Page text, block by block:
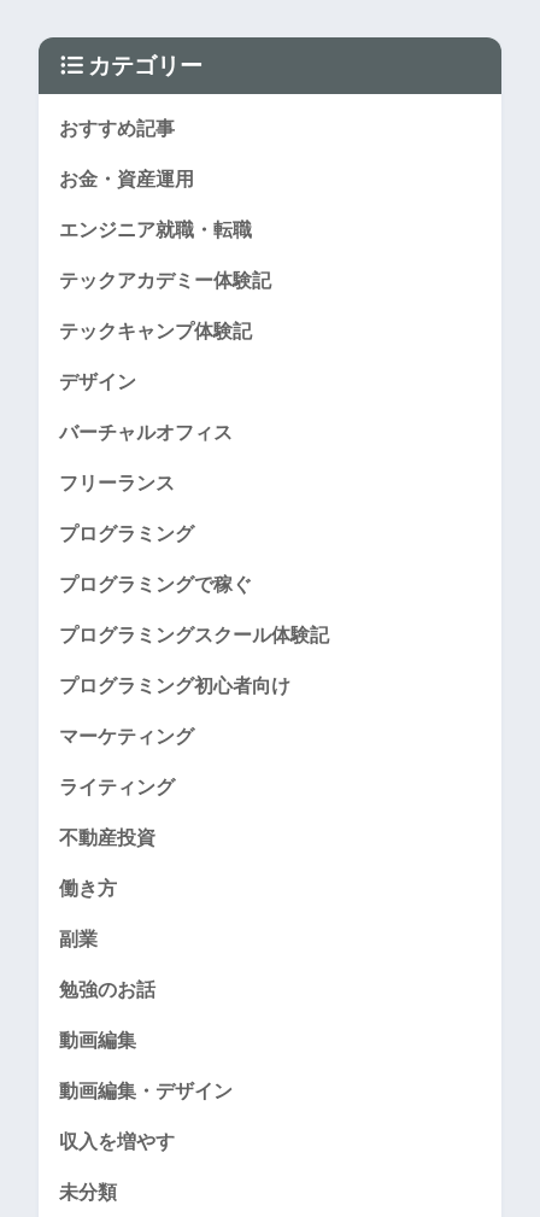
カテゴリー
おすすめ記事
お金・資産運用
エンジニア就職・転職
テックアカデミー体験記
テックキャンプ体験記
デザイン
バーチャルオフィス
フリーランス
プログラミング
プログラミングで稼ぐ
プログラミングスクール体験記
プログラミング初心者向け
マーケティング
ライティング
不動産投資
働き方
副業
勉強のお話
動画編集
動画編集・デザイン
収入を増やす
未分類